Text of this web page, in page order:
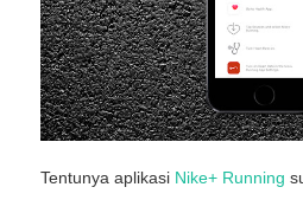
Tentunya aplikasi Nike+ Running